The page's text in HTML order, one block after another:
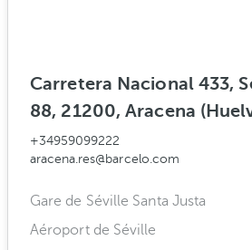
Carretera Nacional 433,
88, 21200, Aracena
+34959099222
aracena.res@barcelo.com
Gare de Séville Santa Justa
Aéroport de Séville